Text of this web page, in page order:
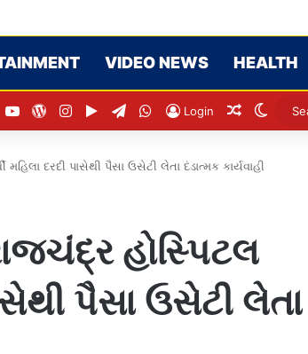
VIDEO NEWS HEALTH
YouTubeWordPress
Instagram
Google Play
Telegram
WhatsApp
Login Random
દરદી પાસેથી પૈસા ઉસેટી લેતા દંડાત્મક કાર્યવાહી
હોસ્પિટલ
પૈસા ઉસેટી લેતા